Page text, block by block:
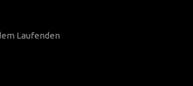
Laufenden